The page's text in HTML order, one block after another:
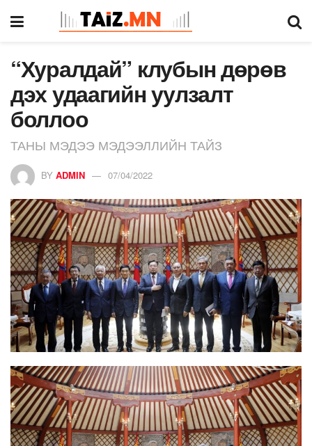
“Хуралдай” клубын дөрөв
дэх удаагийн уулзалт
боллоо
ТАНЫ МЭДЭЭ МЭДЭЭЛЛИЙН ТАЙЗ
BY ADMIN 07/04/2022